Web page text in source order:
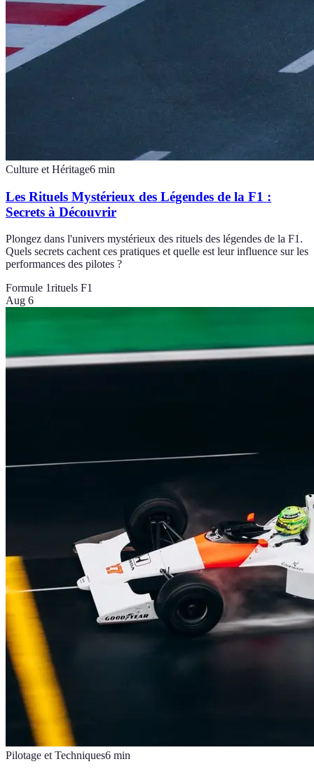
Culture et Héritage6 min
Les Rituels Mystérieux des Légendes de la F1 :
Secrets à Découvrir
Plongez dans l'univers mystérieux des rituels des légendes de la F1.
Quels secrets cachent ces pratiques et quelle est leur influence sur les
performances des pilotes ?
Formule 1rituels F1
Aug 6
Pilotage et Techniques6 min